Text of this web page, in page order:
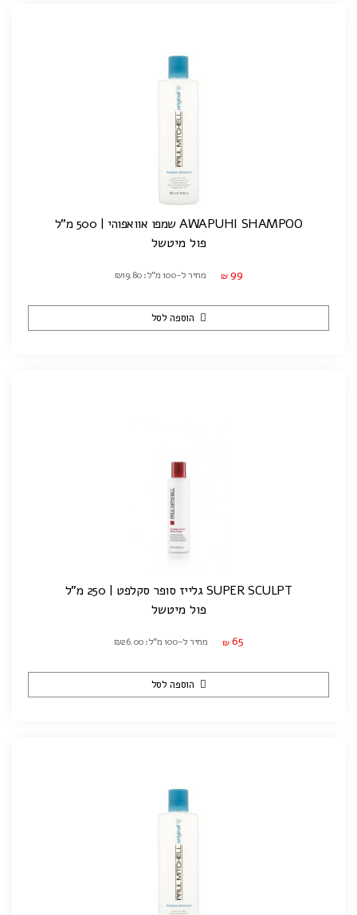
AWAPUHI SHAMPOO שמפו אוואפוהי | 500 מ"ל
פול מיטשל
₪ 99 מחיר ל-100 מ"ל: ₪19.80
הוספה לסל
SUPER SCULPT גלייז סופר סקלפט | 250 מ"ל
פול מיטשל
₪ 65 מחיר ל-100 מ"ל: ₪26.00
הוספה לסל